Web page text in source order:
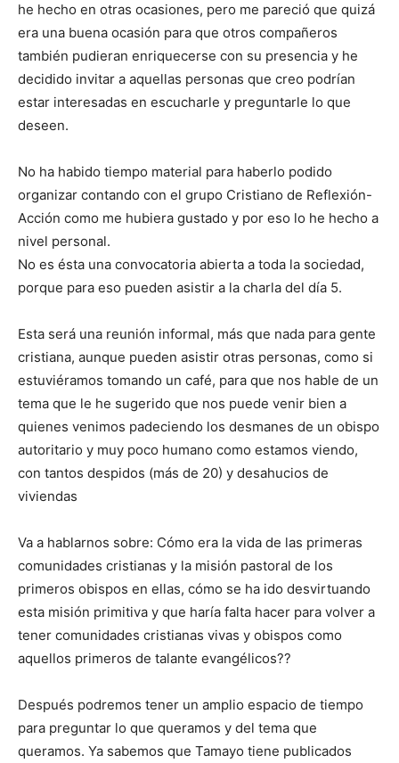
he hecho en otras ocasiones, pero me pareció que quizá
era una buena ocasión para que otros compañeros
también pudieran enriquecerse con su presencia y he
decidido invitar a aquellas personas que creo podrían
estar interesadas en escucharle y preguntarle lo que
deseen.
No ha habido tiempo material para haberlo podido
organizar contando con el grupo Cristiano de Reflexión-
Acción como me hubiera gustado y por eso lo he hecho a
nivel personal.
No es ésta una convocatoria abierta a toda la sociedad,
porque para eso pueden asistir a la charla del día 5.
Esta será una reunión informal, más que nada para gente
cristiana, aunque pueden asistir otras personas, como si
estuviéramos tomando un café, para que nos hable de un
tema que le he sugerido que nos puede venir bien a
quienes venimos padeciendo los desmanes de un obispo
autoritario y muy poco humano como estamos viendo,
con tantos despidos (más de 20) y desahucios de
viviendas
Va a hablarnos sobre: Cómo era la vida de las primeras
comunidades cristianas y la misión pastoral de los
primeros obispos en ellas, cómo se ha ido desvirtuando
esta misión primitiva y que haría falta hacer para volver a
tener comunidades cristianas vivas y obispos como
aquellos primeros de talante evangélicos??
Después podremos tener un amplio espacio de tiempo
para preguntar lo que queramos y del tema que
queramos. Ya sabemos que Tamayo tiene publicados